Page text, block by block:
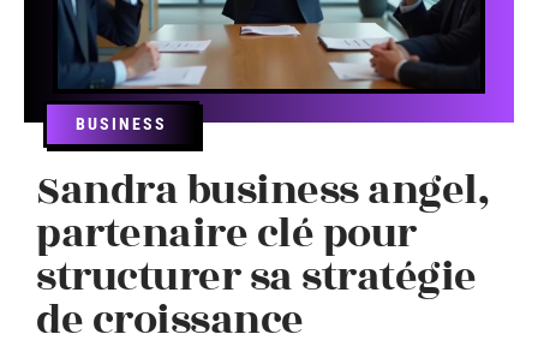
BUSINESS
Sandra business angel,
partenaire clé pour
structurer sa stratégie
de croissance